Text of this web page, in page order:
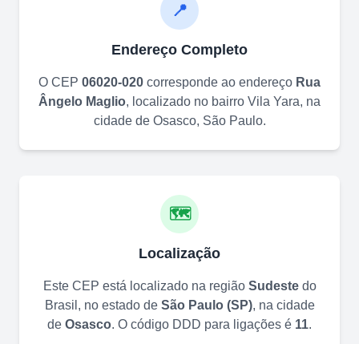
📍
Endereço Completo
O CEP 06020-020 corresponde ao endereço Rua
Ângelo Maglio, localizado no bairro Vila Yara, na
cidade de Osasco, São Paulo.
🗺️
Localização
Este CEP está localizado na região Sudestedo
Brasil, no estado de São Paulo(SP), na cidade
de Osasco. O código DDD para ligações é 11.